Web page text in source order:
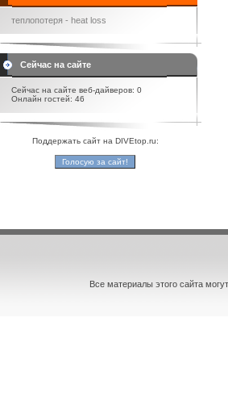
теплопотеря - heat loss
Сейчас на сайте
Сейчас на сайте веб-дайверов: 0
Онлайн гостей: 46
Поддержать сайт на DIVEtop.ru:
Все материалы этого сайта